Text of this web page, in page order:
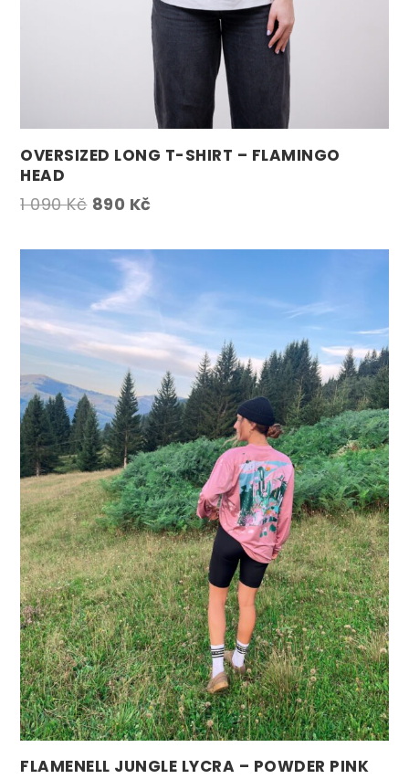
OVERSIZED LONG T-SHIRT – FLAMINGO
HEAD
1 090Kč Původní
byla:
090 Kč.
890 KčAktuální
je:
890 Kč.
FLAMENELL JUNGLE LYCRA – POWDER PINK